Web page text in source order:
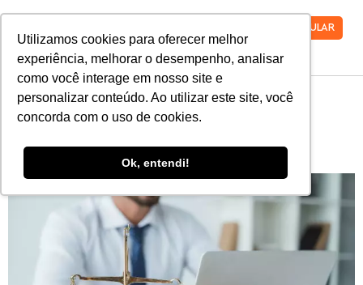
Utilizamos cookies para oferecer melhor
experiência, melhorar o desempenho, analisar
como você interage em nosso site e
personalizar conteúdo. Ao utilizar este site, você
concorda com o uso de cookies.
Ok, entendi!
VESTIBULAR
Afinal, o que é Direito
Digital?